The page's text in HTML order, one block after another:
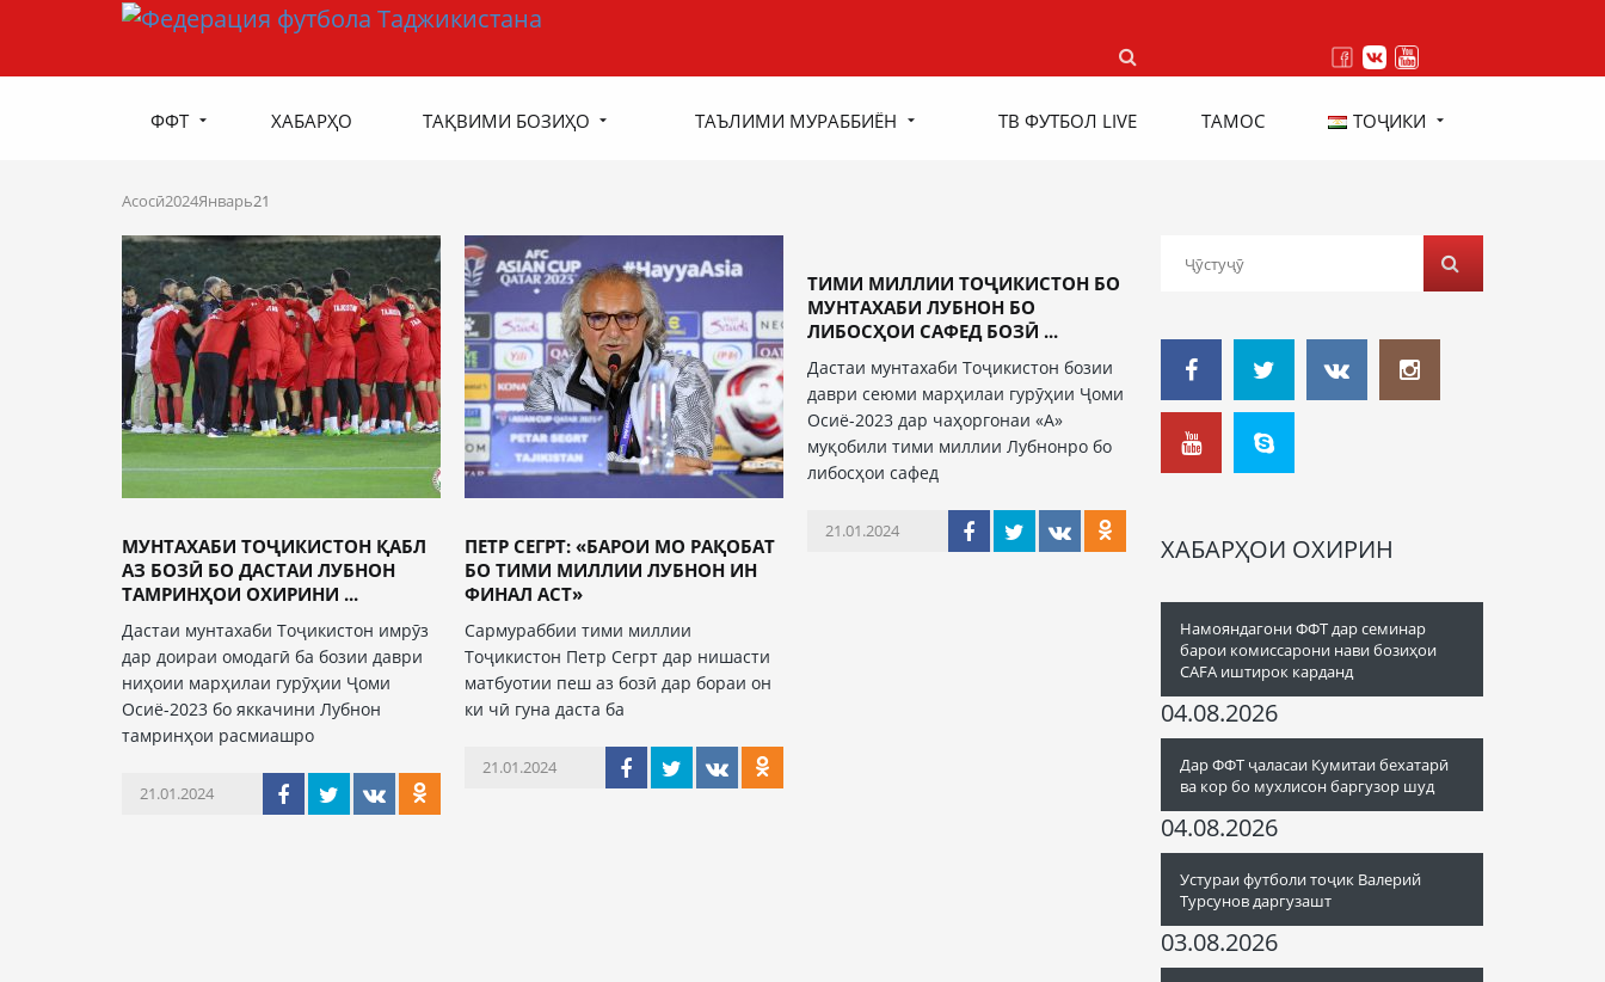
ФФТ ХАБАРҲО ТАҚВИМИ БОЗИҲО ТАЪЛИМИ МУРАББИЁН ТВ ФУТБОЛ LIVE ТАМОС ТОҶИКИ
Асосӣ2024Январь21
МУНТАХАБИ ТОҶИКИСТОН ҚАБЛ
АЗ БОЗӢ БО ДАСТАИ ЛУБНОН
ТАМРИНҲОИ ОХИРИНИ ...
Дастаи мунтахаби Тоҷикистон имрӯз
дар доираи омодагӣ ба бозии даври
ниҳоии марҳилаи гурӯҳии Ҷоми
Осиё-2023 бо яккачини Лубнон
тамринҳои расмиашро
21.01.2024
ПЕТР СЕГРТ: «БАРОИ МО РАҚОБАТ
БО ТИМИ МИЛЛИИ ЛУБНОН ИН
ФИНАЛ АСТ»
Сармураббии тими миллии
Тоҷикистон Петр Сегрт дар нишасти
матбуотии пеш аз бозӣ дар бораи он
ки чӣ гуна даста ба
21.01.2024
ТИМИ МИЛЛИИ ТОҶИКИСТОН БО
МУНТАХАБИ ЛУБНОН БО
ЛИБОСҲОИ САФЕД БОЗӢ ...
Дастаи мунтахаби Тоҷикистон бозии
даври сеюми марҳилаи гурӯҳии Ҷоми
Осиё-2023 дар чаҳоргонаи «А»
муқобили тими миллии Лубнонро бо
либосҳои сафед
21.01.2024
ХАБАРҲОИ ОХИРИН
Намояндагони ФФТ дар семинар
барои комиссарони нави бозиҳои
CAFA иштирок карданд
04.08.2026
Дар ФФТ ҷаласаи Кумитаи бехатарӣ
ва кор бо мухлисон баргузор шуд
04.08.2026
Устураи футболи тоҷик Валерий
Турсунов даргузашт
03.08.2026